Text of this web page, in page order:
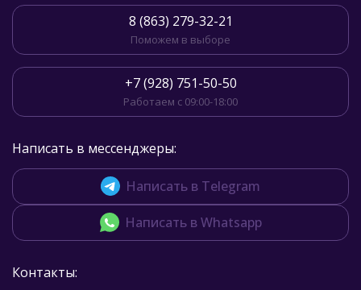
8 (863) 279-32-21
Поможем в выборе
+7 (928) 751-50-50
Работаем с 09:00-18:00
Написать в мессенджеры:
Написать в Telegram
Написать в Whatsapp
Контакты: